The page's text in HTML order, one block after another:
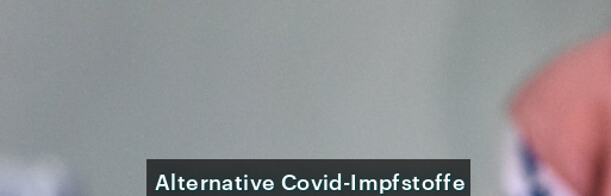
Alternative Covid-Impfstoffe